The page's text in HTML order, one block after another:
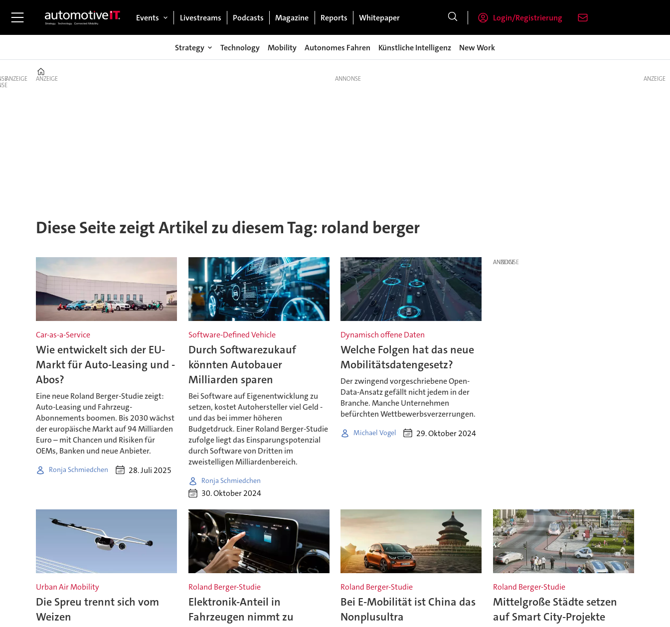
Events Livestreams Podcasts Magazine Reports Whitepaper Login/Registrierung
Strategy Technology Mobility Autonomes Fahren Künstliche Intelligenz New Work
ANZEIGE ANZEIGE
Diese Seite zeigt Artikel zu diesem Tag: roland berger
Car-as-a-Service
Wie entwickelt sich der EU-
Markt für Auto-Leasing und -
Abos?
Eine neue Roland Berger-Studie zeigt:
Auto-Leasing und Fahrzeug-
Abonnements boomen. Bis 2030 wächst
der europäische Markt auf 94 Milliarden
Euro – mit Chancen und Risiken für
OEMs, Banken und neue Anbieter.
Ronja Schmiedchen 28. Juli 2025
Software-Defined Vehicle
Durch Softwarezukauf
könnten Autobauer
Milliarden sparen
Bei Software auf Eigenentwicklung zu
setzen, kostet Autohersteller viel Geld -
und das bei immer höheren
Budgetdruck. Einer Roland Berger-Studie
zufolge liegt das Einsparungspotenzial
durch Software von Dritten im
zweistelligen Milliardenbereich.
Ronja Schmiedchen
30. Oktober 2024
Dynamisch offene Daten
Welche Folgen hat das neue
Mobilitätsdatengesetz?
Der zwingend vorgeschriebene Open-
Data-Ansatz gefällt nicht jedem in der
Branche. Manche Unternehmen
befürchten Wettbewerbsverzerrungen.
Michael Vogel 29. Oktober 2024
ANZEIGE
Urban Air Mobility
Die Spreu trennt sich vom
Weizen
Roland Berger-Studie
Elektronik-Anteil in
Fahrzeugen nimmt zu
Roland Berger-Studie
Bei E-Mobilität ist China das
Nonplusultra
Roland Berger-Studie
Mittelgroße Städte setzen
auf Smart City-Projekte
ANZEIGE